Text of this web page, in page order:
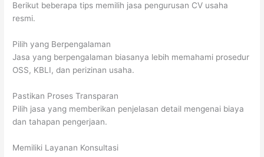
Berikut beberapa tips memilih jasa pengurusan CV usaha
resmi.
Pilih yang Berpengalaman
Jasa yang berpengalaman biasanya lebih memahami prosedur
OSS, KBLI, dan perizinan usaha.
Pastikan Proses Transparan
Pilih jasa yang memberikan penjelasan detail mengenai biaya
dan tahapan pengerjaan.
Memiliki Layanan Konsultasi